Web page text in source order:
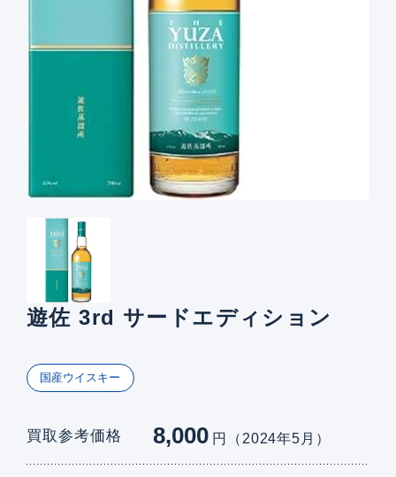
遊佐 3rd サードエディション
国産ウイスキー
買取参考価格 8,000 円（2024年5月）